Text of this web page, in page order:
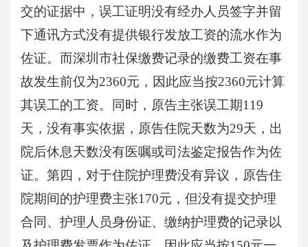
交的证据中，误工证明没有经办人员签字并留
下通讯方式没有提供银行发放工资的流水作为
佐证。而深圳市社保缴费记录的缴费工资在事
故发生前仅为2360元，因此应当按2360元计算
其误工的工资。同时，原告主张误工期119
天，没有事实依据，原告住院天数为29天，出
院后休息天数没有医嘱或司法鉴定报告作为佐
证。第四，对于住院护理费没有异议，原告住
院期间的护理费主张170元，但没有提交护理
合同、护理人员身份证、缴纳护理费的记录以